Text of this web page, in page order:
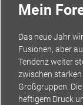
Mein
Das neue Jahr
Fusionen, aber
Tendenz weiter
zwischen
Großgruppen.
heftigem Druck